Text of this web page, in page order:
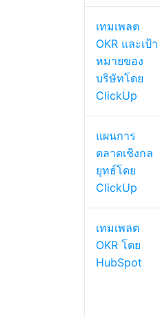
เทมเพลต
OKR และเป้า
หมายของ
บริษัทโดย
ClickUp
แผนการ
ตลาดเชิงกล
ยุทธ์โดย
ClickUp
เทมเพลต
OKR โดย
HubSpot